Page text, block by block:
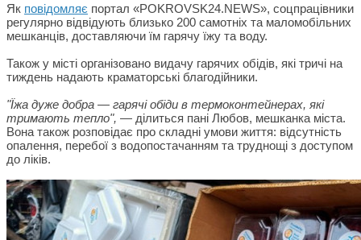
Як повідомляє портал «POKROVSK24.NEWS», соцпрацівники
регулярно відвідують близько 200 самотніх та маломобільних
мешканців, доставляючи їм гарячу їжу та воду.
Також у місті організовано видачу гарячих обідів, які тричі на
тиждень надають краматорські благодійники.
"Їжа дуже добра — гарячі обіди в термоконтейнерах, які
тримають тепло", — ділиться пані Любов, мешканка міста.
Вона також розповідає про складні умови життя: відсутність
опалення, перебої з водопостачанням та труднощі з доступом
до ліків.